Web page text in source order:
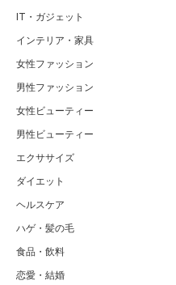
IT・ガジェット
インテリア・家具
女性ファッション
男性ファッション
女性ビューティー
男性ビューティー
エクササイズ
ダイエット
ヘルスケア
ハゲ・髪の毛
食品・飲料
恋愛・結婚